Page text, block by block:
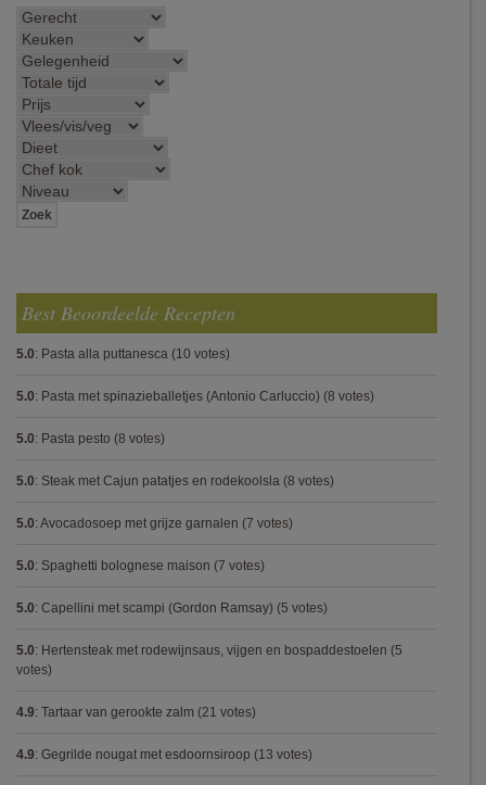
Best Beoordeelde Recepten
5.0: Pasta alla puttanesca (10 votes)
5.0: Pasta met spinazieballetjes (Antonio Carluccio) (8 votes)
5.0: Pasta pesto (8 votes)
5.0: Steak met Cajun patatjes en rodekoolsla (8 votes)
5.0: Avocadosoep met grijze garnalen (7 votes)
5.0: Spaghetti bolognese maison (7 votes)
5.0: Capellini met scampi (Gordon Ramsay) (5 votes)
5.0: Hertensteak met rodewijnsaus, vijgen en bospaddestoelen (5
votes)
4.9: Tartaar van gerookte zalm (21 votes)
4.9: Gegrilde nougat met esdoornsiroop (13 votes)